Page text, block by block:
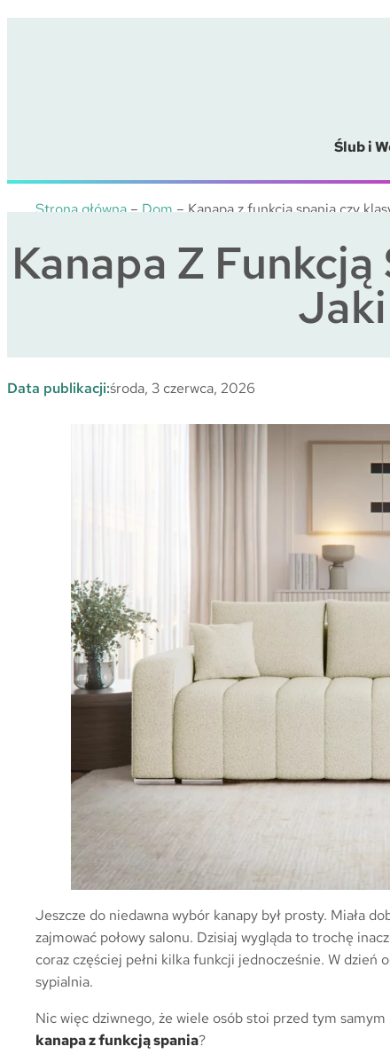
Przejdź
Ślub i
Strona główna–Dom–Kanapa z funkcją spania czy
Kanapa Z
Data publikacji:środa, 3 czerwca, 2026
Jeszcze do niedawna wybór kanapy był prosty. Miała
zajmować połowy salonu. Dzisiaj wygląda to trochę
coraz częściej pełni kilka funkcji jednocześnie. W
sypialnia.
Nic więc dziwnego, że wiele osób stoi przed tym
kanapa z funkcją spania?